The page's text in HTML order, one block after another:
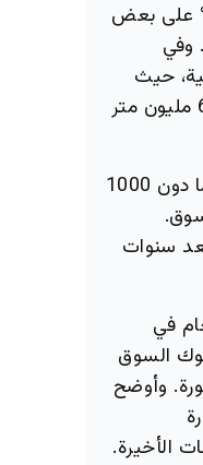
لائحة الرسوم البيضاء الجديدة التي تضمنت رسوما تصل إلى 10% على بعض
في العاصمة لمدة 5 سنوات. وفي
حيث
بلغت المساحة الإجمالية للمواقع السكنية المطروحة في السنة الأولى أكثر من 6.3 مليون متر
هذا الهبوط إلى ما دون 1000
سنوات
في
السوق
وأوضح
الأخيرة.